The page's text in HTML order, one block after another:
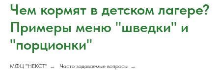
Чем кормят в детском лагере?
Примеры меню "шведки" и
"порционки"
МФЦ "НЕКСТ" → Часто задаваемые вопросы →